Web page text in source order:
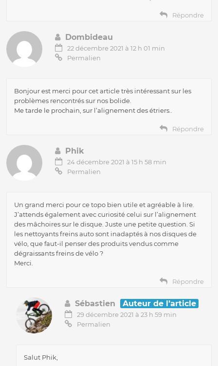
Répondre
Dombideau
22 décembre 2021 à 12 h 01 min
Permalien
Bonjour est merci pour cet article très intéressant sur les
problèmes rencontrés sur nos bolide.
Me tarde le prochain, sur l’alignement des étriers..
Répondre
Phik
24 décembre 2021 à 15 h 58 min
Permalien
Un grand merci pour ce topo bien utile et agréable à lire.
J’attends également avec curiosité celui sur l’alignement
des mâchoires sur le disque. Juste une petite question. Si
les nettoyants freins auto sont inadaptés à nos disques de
vélo, que faut-il penser des produits vendus comme
dégraissants freins de vélo ?
Merci.
Répondre
Sébastien Auteur de l’article
29 décembre 2021 à 23 h 59 min
Permalien
Salut Phik,